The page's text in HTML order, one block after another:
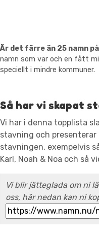
Är det färre än 25 namn
namn som var och en fått
speciellt i mindre kommuner.
Så har vi skapat
Vi har i denna topplista
stavning och
stavningen, exempelvis
Karl, Noah & Noa och så
Vi blir jätteglada om ni
oss, här nedan kan ni